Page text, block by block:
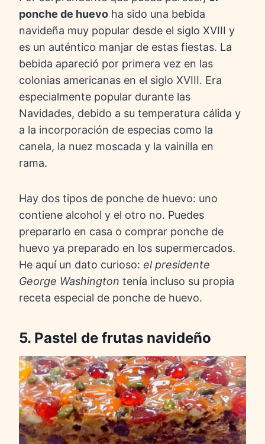
ponche de huevo ha sido una bebida
navideña muy popular desde el siglo XVIII y
es un auténtico manjar de estas fiestas. La
bebida apareció por primera vez en las
colonias americanas en el siglo XVIII. Era
especialmente popular durante las
Navidades, debido a su temperatura cálida y
a la incorporación de especias como la
canela, la nuez moscada y la vainilla en
rama.
Hay dos tipos de ponche de huevo: uno
contiene alcohol y el otro no. Puedes
prepararlo en casa o comprar ponche de
huevo ya preparado en los supermercados.
He aquí un dato curioso: el presidente
George Washington tenía incluso su propia
receta especial de ponche de huevo.
5. Pastel de frutas navideño